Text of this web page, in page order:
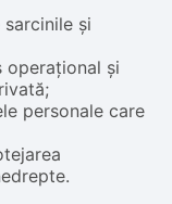
și
operațional și
personale care